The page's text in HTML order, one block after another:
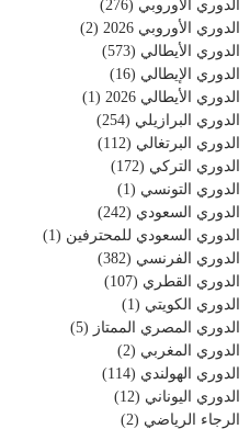
الدوري الأوروبي (276)
الدوري الأوروبي 2026
(2)
الدوري الأيطالي (573)
الدوري الإيطالي (16)
الدوري الأيطالي 2026
(1)
الدوري البرازيلي (254)
الدوري البرتغالي (112)
الدوري التركي (172)
الدوري التونسي (1)
الدوري السعودي (242)
الدوري السعودي للمحترفين (1)
الدوري الفرنسي (382)
الدوري القطري (107)
الدوري الكويتي (1)
الدوري المصري الممتاز (5)
الدوري المغربي (2)
الدوري الهولندي (114)
الدوري اليوناني (12)
الرجاء الرياضي (2)